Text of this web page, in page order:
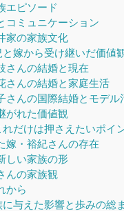
エピソード
コミュニケーション
家の家族文化
嫁から受け継いだ価値
さんの結婚と現在
さんの結婚と家庭生活
さんの国際結婚とモデル
がれた価値観
だけは押さえたいポイ
嫁・裕紀さんの存在
しい家族の形
んの家族観
から
与えた影響と歩みの総